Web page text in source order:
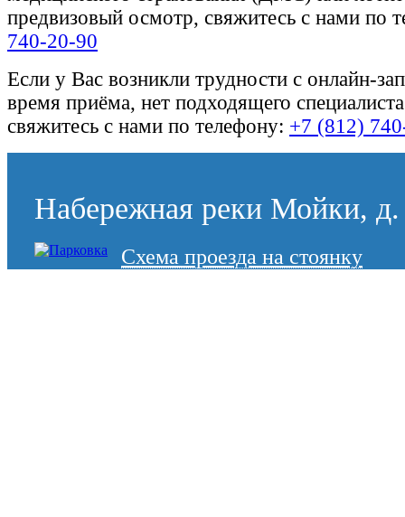
предвизовый осмотр, свяжитесь с нами по
740-20-90
Если у Вас возникли трудности с онлайн-
время приёма, нет подходящего
свяжитесь с нами по телефону: +7 (812)
Набережная реки Мойки,
Схема проезда на стоянку